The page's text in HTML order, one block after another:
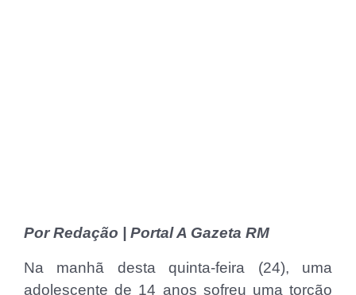
Por Redação | Portal A Gazeta RM
Na manhã desta quinta-feira (24), uma
adolescente de 14 anos sofreu uma torção